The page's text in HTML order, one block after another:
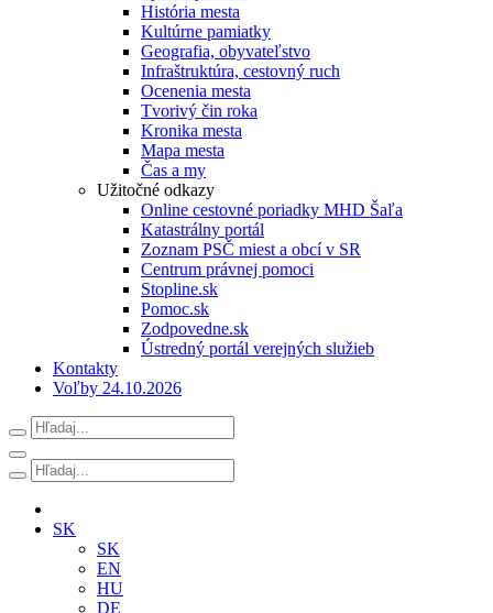
História mesta
Kultúrne pamiatky
Geografia, obyvateľstvo
Infraštruktúra, cestovný ruch
Ocenenia mesta
Tvorivý čin roka
Kronika mesta
Mapa mesta
Čas a my
Užitočné odkazy
Online cestovné poriadky MHD Šaľa
Katastrálny portál
Zoznam PSČ miest a obcí v SR
Centrum právnej pomoci
Stopline.sk
Pomoc.sk
Zodpovedne.sk
Ústredný portál verejných služieb
Kontakty
Voľby 24.10.2026
SK
SK
EN
HU
DE